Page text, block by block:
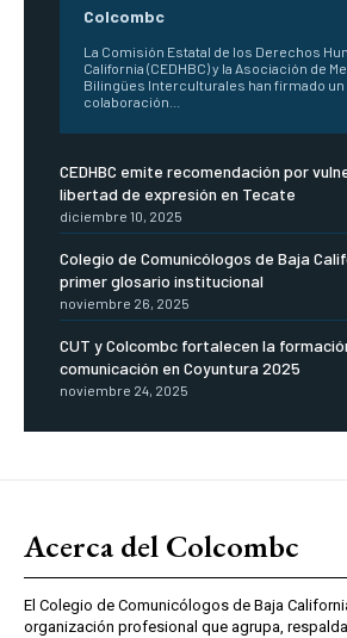
Colcombc
La Comisión Estatal de los Derechos
California (CEDHBC) y la Asociación de
Bilingües Interculturales han firmado un
colaboración...
CEDHBC emite recomendación por
libertad de expresión en Tecate
diciembre 10, 2025
Colegio de Comunicólogos de Baja
primer glosario institucional
noviembre 26, 2025
CUT y Colcombc fortalecen la
comunicación en Coyuntura 2025
noviembre 24, 2025
Acerca del Colcombc
El Colegio de Comunicólogos de Baja
organización profesional que agrupa,